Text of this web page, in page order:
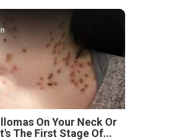
On Your Neck Or
The First Stage Of...